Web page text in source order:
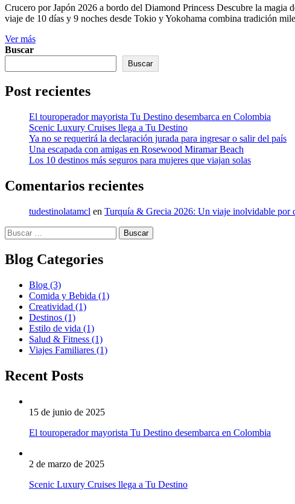
Crucero por Japón 2026 a bordo del Diamond Princess Descubre la magia
viaje de 10 días y 9 noches desde Tokio y Yokohama combina tradición
Ver más
Buscar
Buscar
Post recientes
El touroperador mayorista Tu Destino desembarca en Colombia
Scenic Luxury Cruises llega a Tu Destino
Ya no se requerirá la declaración jurada para ingresar o salir del país
Una escapada con amigas en Rosewood Miramar Beach
Los 10 destinos más seguros para mujeres que viajan solas
Comentarios recientes
tudestinolatamcl en Turquía & Grecia 2026: Un viaje inolvidable por
Buscar:
Blog Categories
Blog (3)
Comida y Bebida (1)
Creatividad (1)
Destinos (1)
Estilo de vida (1)
Salud & Fitness (1)
Viajes Familiares (1)
Recent Posts
15 de junio de 2025
El touroperador mayorista Tu Destino desembarca en Colombia
2 de marzo de 2025
Scenic Luxury Cruises llega a Tu Destino